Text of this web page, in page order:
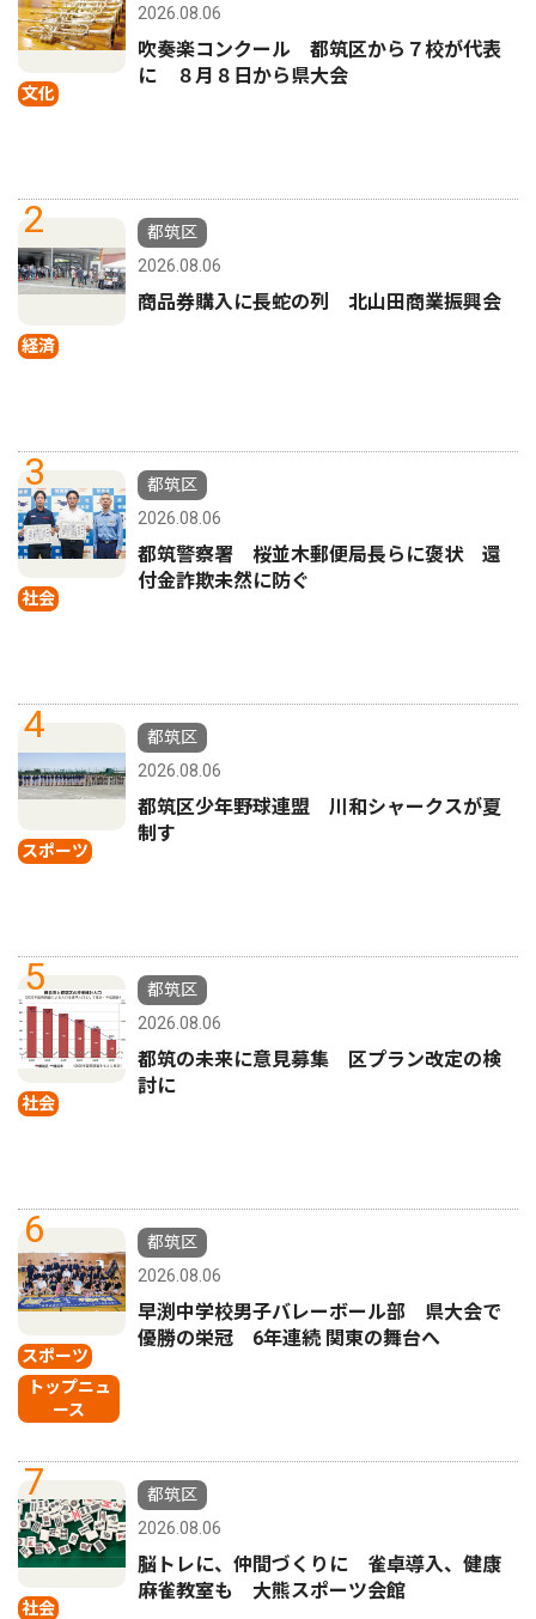
文化
2026.08.06
吹奏楽コンクール 都筑区から７校が代表
に ８月８日から県大会
2
経済
都筑区
2026.08.06
商品券購入に長蛇の列 北山田商業振興会
3
社会
都筑区
2026.08.06
都筑警察署 桜並木郵便局長らに褒状 還
付金詐欺未然に防ぐ
4
スポーツ
都筑区
2026.08.06
都筑区少年野球連盟 川和シャークスが夏
制す
5
社会
都筑区
2026.08.06
都筑の未来に意見募集 区プラン改定の検
討に
6
スポーツ
トップニュ
ース
都筑区
2026.08.06
早渕中学校男子バレーボール部 県大会で
優勝の栄冠 6年連続 関東の舞台へ
7
社会
都筑区
2026.08.06
脳トレに、仲間づくりに 雀卓導入、健康
麻雀教室も 大熊スポーツ会館